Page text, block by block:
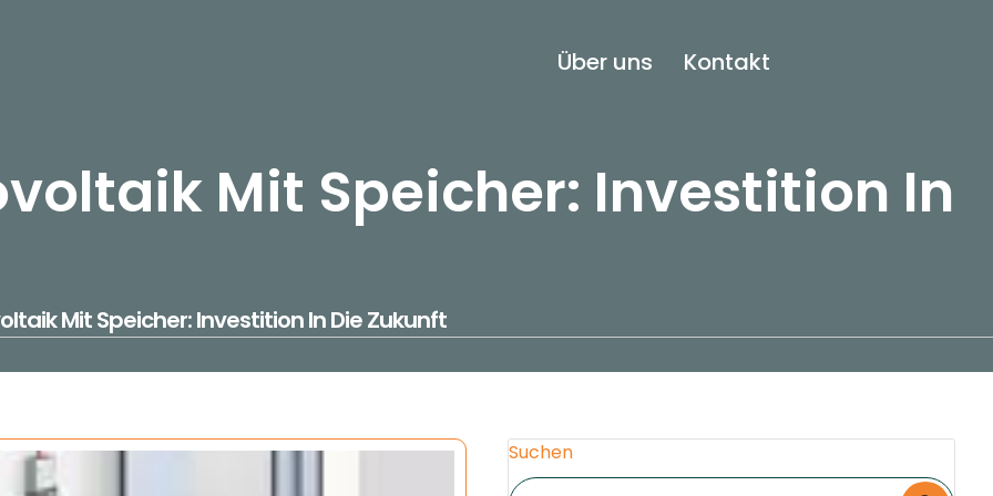
Über uns Kontakt
Mit Speicher: Investition In
Mit Speicher: Investition In Die Zukunft
Suchen